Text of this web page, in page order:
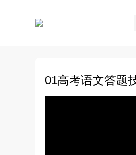
01高考语文答题